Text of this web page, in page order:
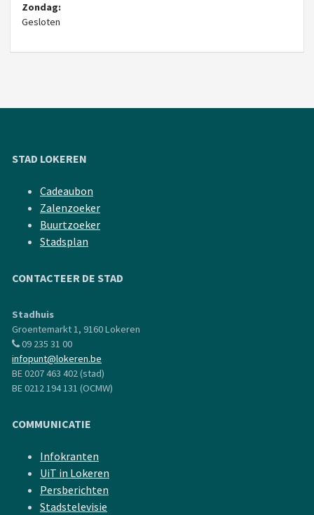
Zondag:
Gesloten
STAD LOKEREN
Cadeaubon
Zalenzoeker
Buurtzoeker
Stadsplan
CONTACTEER DE STAD
Stadhuis
Groentemarkt 1, 9160 Lokeren
09 235 31 00
infopunt@lokeren.be
BE 0207 463 402 (stad)
BE 0212 194 131 (OCMW)
COMMUNICATIE
Infokranten
UiT in Lokeren
Persberichten
Stadstelevisie